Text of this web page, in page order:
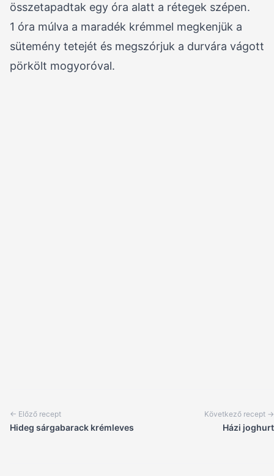
összetapadtak egy óra alatt a rétegek szépen.
1 óra múlva a maradék krémmel megkenjük a
sütemény tetejét és megszórjuk a durvára vágott
pörkölt mogyoróval.
← Előző recept
Hideg sárgabarack krémleves
Következő recept →
Házi joghurt